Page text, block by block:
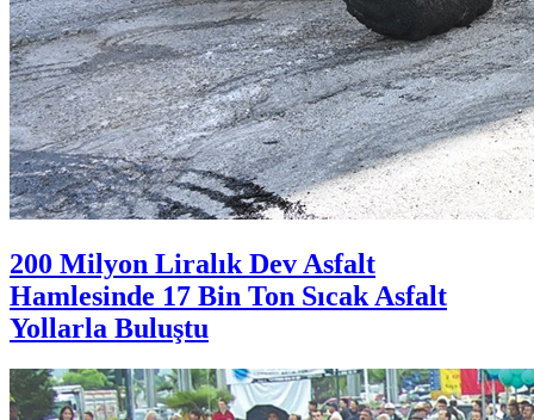
200 Milyon Liralık Dev Asfalt
Hamlesinde 17 Bin Ton Sıcak Asfalt
Yollarla Buluştu